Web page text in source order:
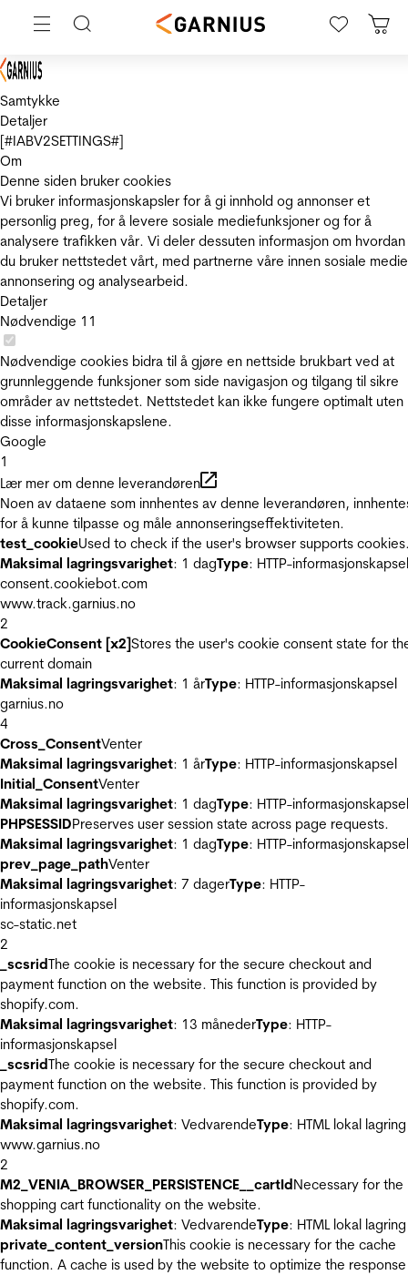
Samtykke
Detaljer
[#IABV2SETTINGS#]
Om
Denne siden bruker cookies
Vi bruker informasjonskapsler for å gi innhold og annonser et
personlig preg, for å levere sosiale mediefunksjoner og for å
analysere trafikken vår. Vi deler dessuten informasjon om hvordan
du bruker nettstedet vårt, med partnerne våre innen sosiale
annonsering og analysearbeid.
Detaljer
Nødvendige 11
Nødvendige cookies bidra til å gjøre en nettside brukbart ved at
grunnleggende funksjoner som side navigasjon og tilgang til sikre
områder av nettstedet. Nettstedet kan ikke fungere optimalt uten
disse informasjonskapslene.
Google
1
Lær mer om denne leverandøren
Noen av dataene som innhentes av denne leverandøren,
for å kunne tilpasse og måle annonseringseffektiviteten.
test_cookieUsed to check if the user's browser supports
Maksimal lagringsvarighet: 1 dagType: HTTP-informasjonskapsel
consent.cookiebot.com
www.track.garnius.no
2
CookieConsent [x2]Stores the user's cookie consent state for
current domain
Maksimal lagringsvarighet: 1 årType: HTTP-informasjonskapsel
garnius.no
4
Cross_ConsentVenter
Maksimal lagringsvarighet: 1 årType: HTTP-informasjonskapsel
Initial_ConsentVenter
Maksimal lagringsvarighet: 1 dagType: HTTP-informasjonskapsel
PHPSESSIDPreserves user session state across page requests.
Maksimal lagringsvarighet: 1 dagType: HTTP-informasjonskapsel
prev_page_pathVenter
Maksimal lagringsvarighet: 7 dagerType: HTTP-
informasjonskapsel
sc-static.net
2
_scsridThe cookie is necessary for the secure checkout and
payment function on the website. This function is provided by
shopify.com.
Maksimal lagringsvarighet: 13 månederType: HTTP-
informasjonskapsel
_scsridThe cookie is necessary for the secure checkout and
payment function on the website. This function is provided by
shopify.com.
Maksimal lagringsvarighet: VedvarendeType: HTML lokal lagring
www.garnius.no
2
M2_VENIA_BROWSER_PERSISTENCE__cartIdNecessary for the
shopping cart functionality on the website.
Maksimal lagringsvarighet: VedvarendeType: HTML lokal lagring
private_content_versionThis cookie is necessary for the cache
function. A cache is used by the website to optimize the response